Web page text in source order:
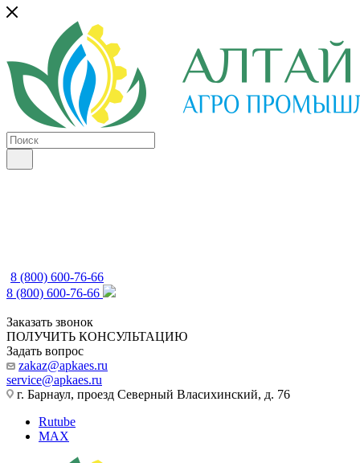
8 (800) 600-76-66
8 (800) 600-76-66
Заказать звонок
ПОЛУЧИТЬ КОНСУЛЬТАЦИЮ
Задать вопрос
zakaz@apkaes.ru
service@apkaes.ru
г. Барнаул, проезд Северный Власихинский, д. 76
Rutube
MAX